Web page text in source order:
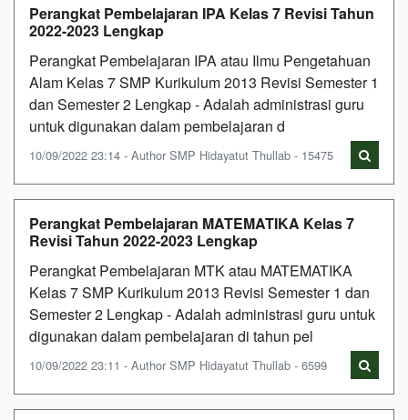
Perangkat Pembelajaran IPA Kelas 7 Revisi Tahun
2022-2023 Lengkap
Perangkat Pembelajaran IPA atau Ilmu Pengetahuan
Alam Kelas 7 SMP Kurikulum 2013 Revisi Semester 1
dan Semester 2 Lengkap - Adalah administrasi guru
untuk digunakan dalam pembelajaran d
10/09/2022 23:14 - Author SMP Hidayatut Thullab - 15475
Perangkat Pembelajaran MATEMATIKA Kelas 7
Revisi Tahun 2022-2023 Lengkap
Perangkat Pembelajaran MTK atau MATEMATIKA
Kelas 7 SMP Kurikulum 2013 Revisi Semester 1 dan
Semester 2 Lengkap - Adalah administrasi guru untuk
digunakan dalam pembelajaran di tahun pel
10/09/2022 23:11 - Author SMP Hidayatut Thullab - 6599